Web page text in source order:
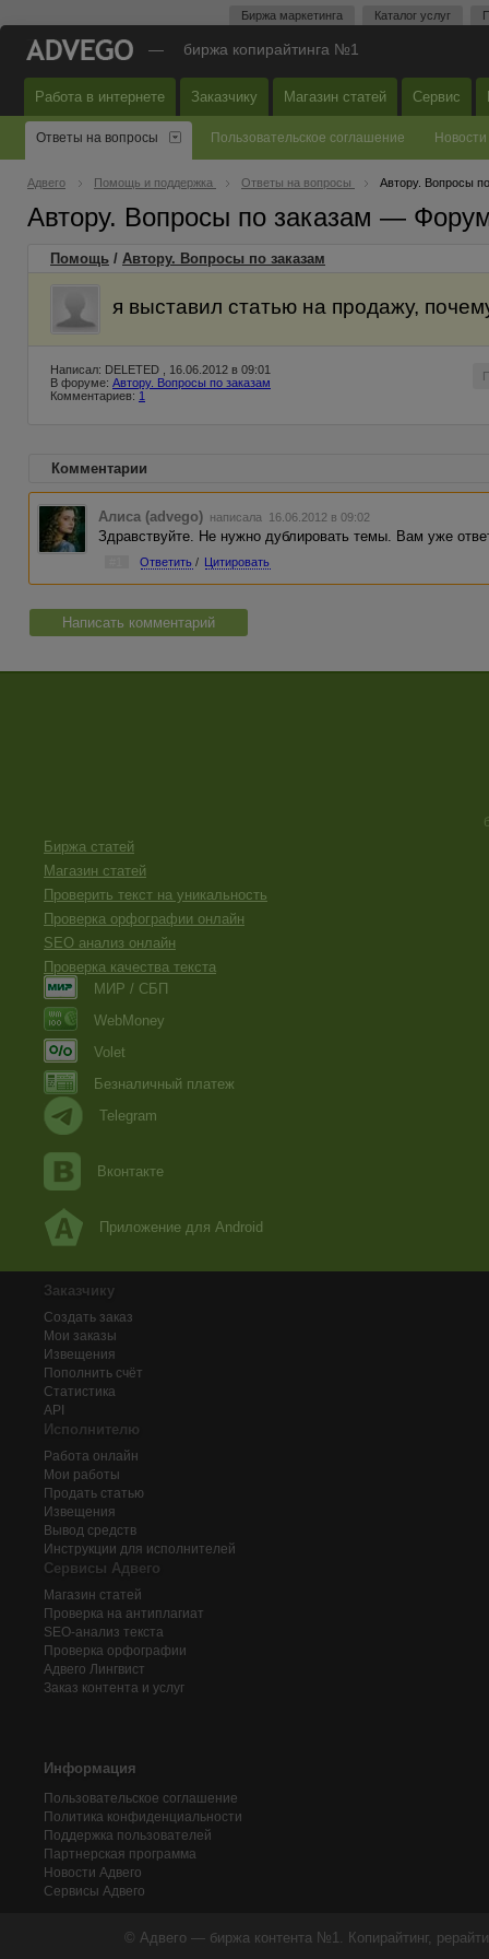
Биржа маркетинга Каталог услуг
— биржа копирайтинга №1
Работа в интернете Заказчику Магазин статей Сервис
Ответы на вопросы Пользовательское соглашение Новости
Адвего Помощь и поддержка Ответы на вопросы Автору. Вопросы
Автору. Вопросы по заказам —
Помощь / Автору. Вопросы по заказам
я выставил статью на продажу,
Написал: DELETED , 16.06.2012 в 09:01
В форуме: Автору. Вопросы по заказам
Комментариев: 1
Комментарии
Алиса (advego) написала 16.06.2012 в 09:02
Здравствуйте. Не нужно дублировать темы. Вам уже
Ответить / Цитировать
Написать комментарий
Биржа статей
Магазин статей
Проверить текст на уникальность
Проверка орфографии онлайн
SEO анализ онлайн
Проверка качества текста
МИР / СБП
WebMoney
Volet
Безналичный платеж
Telegram
Вконтакте
Приложение для Android
Заказчику
Создать заказ
Мои заказы
Извещения
Пополнить счёт
Статистика
API
Исполнителю
Работа онлайн
Мои работы
Продать статью
Извещения
Вывод средств
Инструкции для исполнителей
Сервисы Адвего
Магазин статей
Проверка на антиплагиат
SEO-анализ текста
Проверка орфографии
Адвего Лингвист
Заказ контента и услуг
Информация
Пользовательское соглашение
Политика конфиденциальности
Поддержка пользователей
Партнерская программа
Новости Адвего
Сервисы Адвего
© Адвего — биржа контента №1. Копирайтинг,